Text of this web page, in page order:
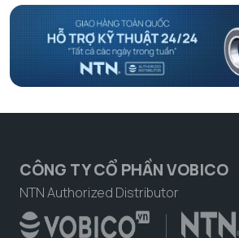
CÔNG TY CỔ PHẦN VOBICO
NTN Authorized Distributor